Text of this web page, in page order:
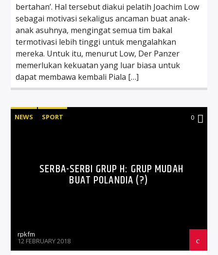
bertahan’. Hal tersebut diakui pelatih Joachim Low
sebagai motivasi sekaligus ancaman buat anak-
anak asuhnya, mengingat semua tim bakal
termotivasi lebih tinggi untuk mengalahkan
mereka. Untuk itu, menurut Low, Der Panzer
memerlukan kekuatan yang luar biasa untuk
dapat membawa kembali Piala […]
NEWS SPORT 0
SERBA-SERBI GRUP H: GRUP MUDAH
BUAT POLANDIA (?)
rpkfm
12 FEBRUARY 2018